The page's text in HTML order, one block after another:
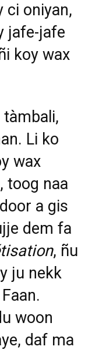
ci oniyan,
jafe-jafe
koy wax
Li ko
wax
toog naa
a gis
dem fa
, ñu
ju nekk
woon
daf ma